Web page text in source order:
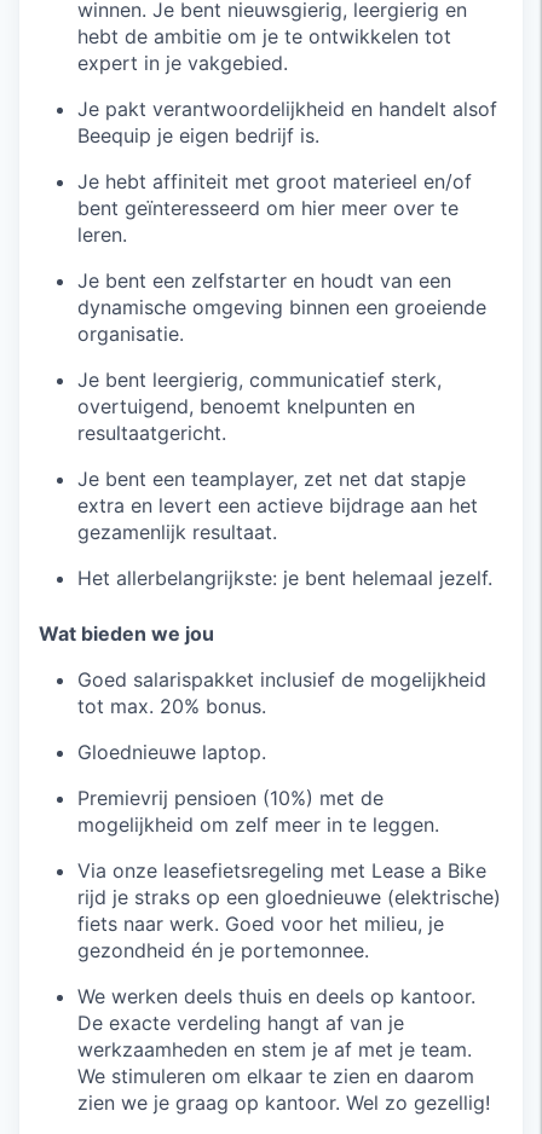
winnen. Je bent nieuwsgierig, leergierig en
hebt de ambitie om je te ontwikkelen tot
expert in je vakgebied.
Je pakt verantwoordelijkheid en handelt alsof
Beequip je eigen bedrijf is.
Je hebt affiniteit met groot materieel en/of
bent geïnteresseerd om hier meer over te
leren.
Je bent een zelfstarter en houdt van een
dynamische omgeving binnen een groeiende
organisatie.
Je bent leergierig, communicatief sterk,
overtuigend, benoemt knelpunten en
resultaatgericht.
Je bent een teamplayer, zet net dat stapje
extra en levert een actieve bijdrage aan het
gezamenlijk resultaat.
Het allerbelangrijkste: je bent helemaal jezelf.
Wat bieden we jou
Goed salarispakket inclusief de mogelijkheid
tot max. 20% bonus.
Gloednieuwe laptop.
Premievrij pensioen (10%) met de
mogelijkheid om zelf meer in te leggen.
Via onze leasefietsregeling met Lease a Bike
rijd je straks op een gloednieuwe (elektrische)
fiets naar werk. Goed voor het milieu, je
gezondheid én je portemonnee.
We werken deels thuis en deels op kantoor.
De exacte verdeling hangt af van je
werkzaamheden en stem je af met je team.
We stimuleren om elkaar te zien en daarom
zien we je graag op kantoor. Wel zo gezellig!